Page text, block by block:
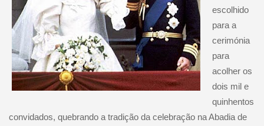
escolhido
para a
cerimónia
para
acolher os
dois mil e
quinhentos
convidados, quebrando a tradição da celebração na Abadia de